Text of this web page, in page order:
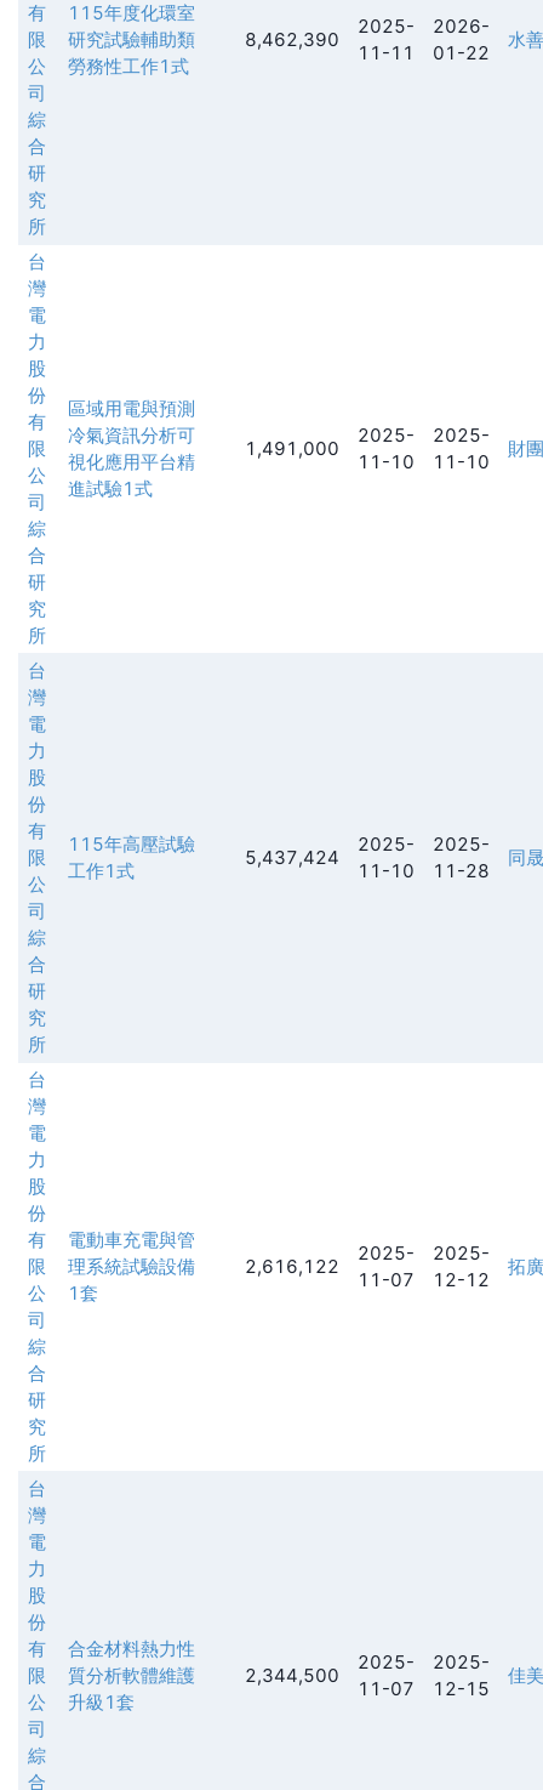
有
限
公
司
綜
合
研
究
所
115年度化環室
研究試驗輔助類
勞務性工作1式
8,462,390
2025-
11-11
2026-
01-22
水
台
灣
電
力
股
份
有
限
公
司
綜
合
研
究
所
區域用電與預測
冷氣資訊分析可
視化應用平台精
進試驗1式
1,491,000
2025-
11-10
2025-
11-10
財
台
灣
電
力
股
份
有
限
公
司
綜
合
研
究
所
115年高壓試驗
工作1式
5,437,424
2025-
11-10
2025-
11-28
同
台
灣
電
力
股
份
有
限
公
司
綜
合
研
究
所
電動車充電與管
理系統試驗設備
1套
2,616,122
2025-
11-07
2025-
12-12
拓
台
灣
電
力
股
份
有
限
公
司
綜
合
合金材料熱力性
質分析軟體維護
升級1套
2,344,500
2025-
11-07
2025-
12-15
佳